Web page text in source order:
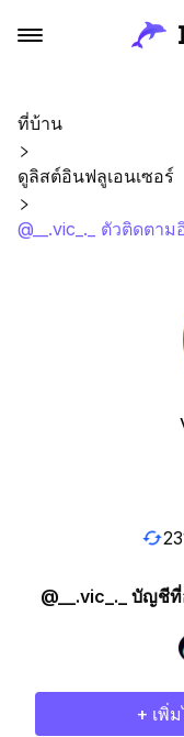
ที่บ้าน
ดูลิสต์อินฟลูเอนเซอร์
@__.vic_._ ตัวติดตา
@__.vic_._ บัญชี
+ เพิ่